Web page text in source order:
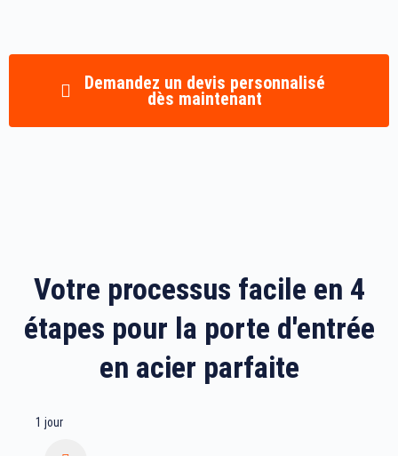
Demandez un devis personnalisé
dès maintenant
Votre processus facile en 4
étapes pour la porte d'entrée
en acier parfaite
1 jour